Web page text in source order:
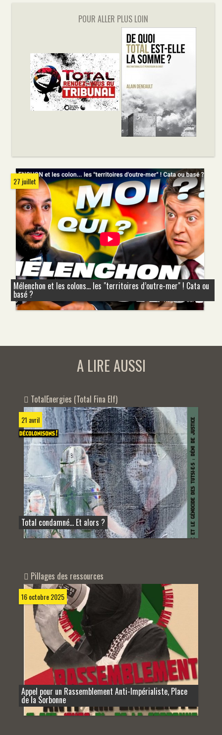
POUR ALLER PLUS LOIN
27 juillet
Mélenchon et les colons... les "territoires d’outre-mer" ! Cata ou
basé ?
A LIRE AUSSI
TotalEnergies (Total Fina Elf)
21 avril
Total condamné… Et alors ?
Pillages des ressources
16 octobre 2025
Appel pour un Rassemblement Anti-Impérialiste, Place
de la Sorbonne